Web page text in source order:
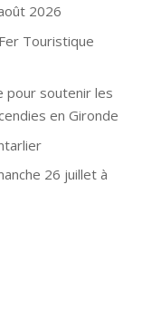
2026
Touristique
pour soutenir les
en Gironde
26 juillet à